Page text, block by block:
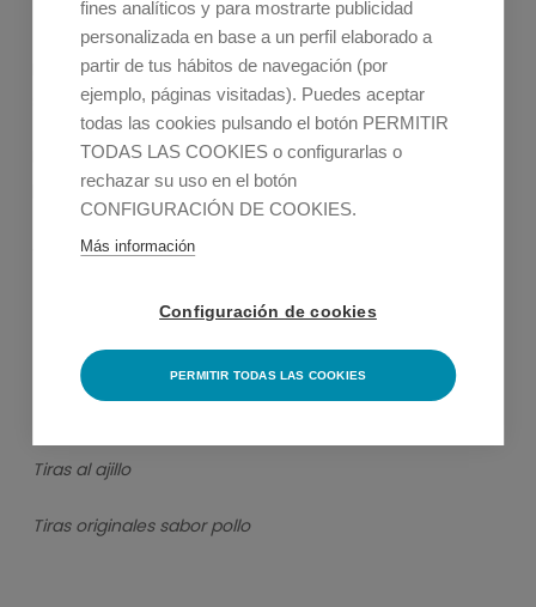
Dentro de esta gama se pueden encontrar tanto
sustitutos de carne como sustitutos de pescado.
En los sustitutos de carne se encuentran los siguientes
productos:
Albóndigas sabor ternera
Burger sabor ternera
Bocaditos sabor ternera
Tiras al ajillo
Tiras originales sabor pollo
fines analíticos y para mostrarte publicidad
personalizada en base a un perfil elaborado a
partir de tus hábitos de navegación (por
ejemplo, páginas visitadas). Puedes aceptar
todas las cookies pulsando el botón PERMITIR
TODAS LAS COOKIES o configurarlas o
rechazar su uso en el botón
CONFIGURACIÓN DE COOKIES.
Más información
Configuración de cookies
PERMITIR TODAS LAS COOKIES